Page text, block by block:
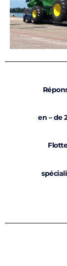
en – de
Flotte